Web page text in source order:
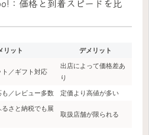
リット デメリット
／ギフト対応
出店によって価格差あ
り
も／レビュー多数 定価より高値が多い
さと納税でも展
取扱店舗が限られる